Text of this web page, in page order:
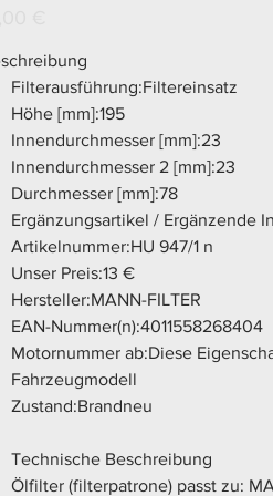
Filterausführung:Filtereinsatz
Höhe [mm]:195
Innendurchmesser [mm]:23
Innendurchmesser 2 [mm]:23
Durchmesser [mm]:78
Ergänzungsartikel / Ergänzende
Artikelnummer:HU 947/1 n
Unser Preis:13 €
Hersteller:MANN-FILTER
EAN-Nummer(n):4011558268404
Motornummer ab:Diese
Fahrzeugmodell
Zustand:Brandneu
Technische Beschreibung
Ölfilter (filterpatrone) passt zu: